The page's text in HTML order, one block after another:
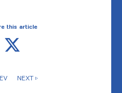
this article
NEXT ▷